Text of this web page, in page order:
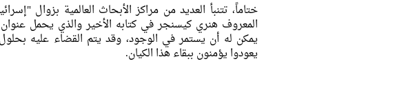
ختاماً، تتنبأ العديد من مراكز الأبحاث العالمية بزوال
المعروف هنري كيسنجر في كتابه الأخير والذي يحمل عنوان
يعودوا يؤمنون ببقاء هذا الكيان.